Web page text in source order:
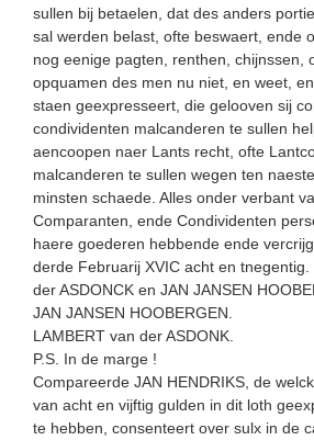
sullen bij betaelen, dat des anders
sal werden belast, ofte beswaert, ende
nog eenige pagten, renthen, chijnssen,
opquamen des men nu niet, en weet,
staen geexpresseert, die gelooven sij
condividenten malcanderen te sullen
aencoopen naer Lants recht, ofte
malcanderen te sullen wegen ten
minsten schaede. Alles onder verbant
Comparanten, ende Condividenten
haere goederen hebbende ende
derde Februarij XVIC acht en
der ASDONCK en JAN JANSEN
JAN JANSEN HOOBERGEN.
LAMBERT van der ASDONK.
P.S. In de marge !
Compareerde JAN HENDRIKS, de
van acht en vijftig gulden in dit loth
te hebben, consenteert over sulx in de